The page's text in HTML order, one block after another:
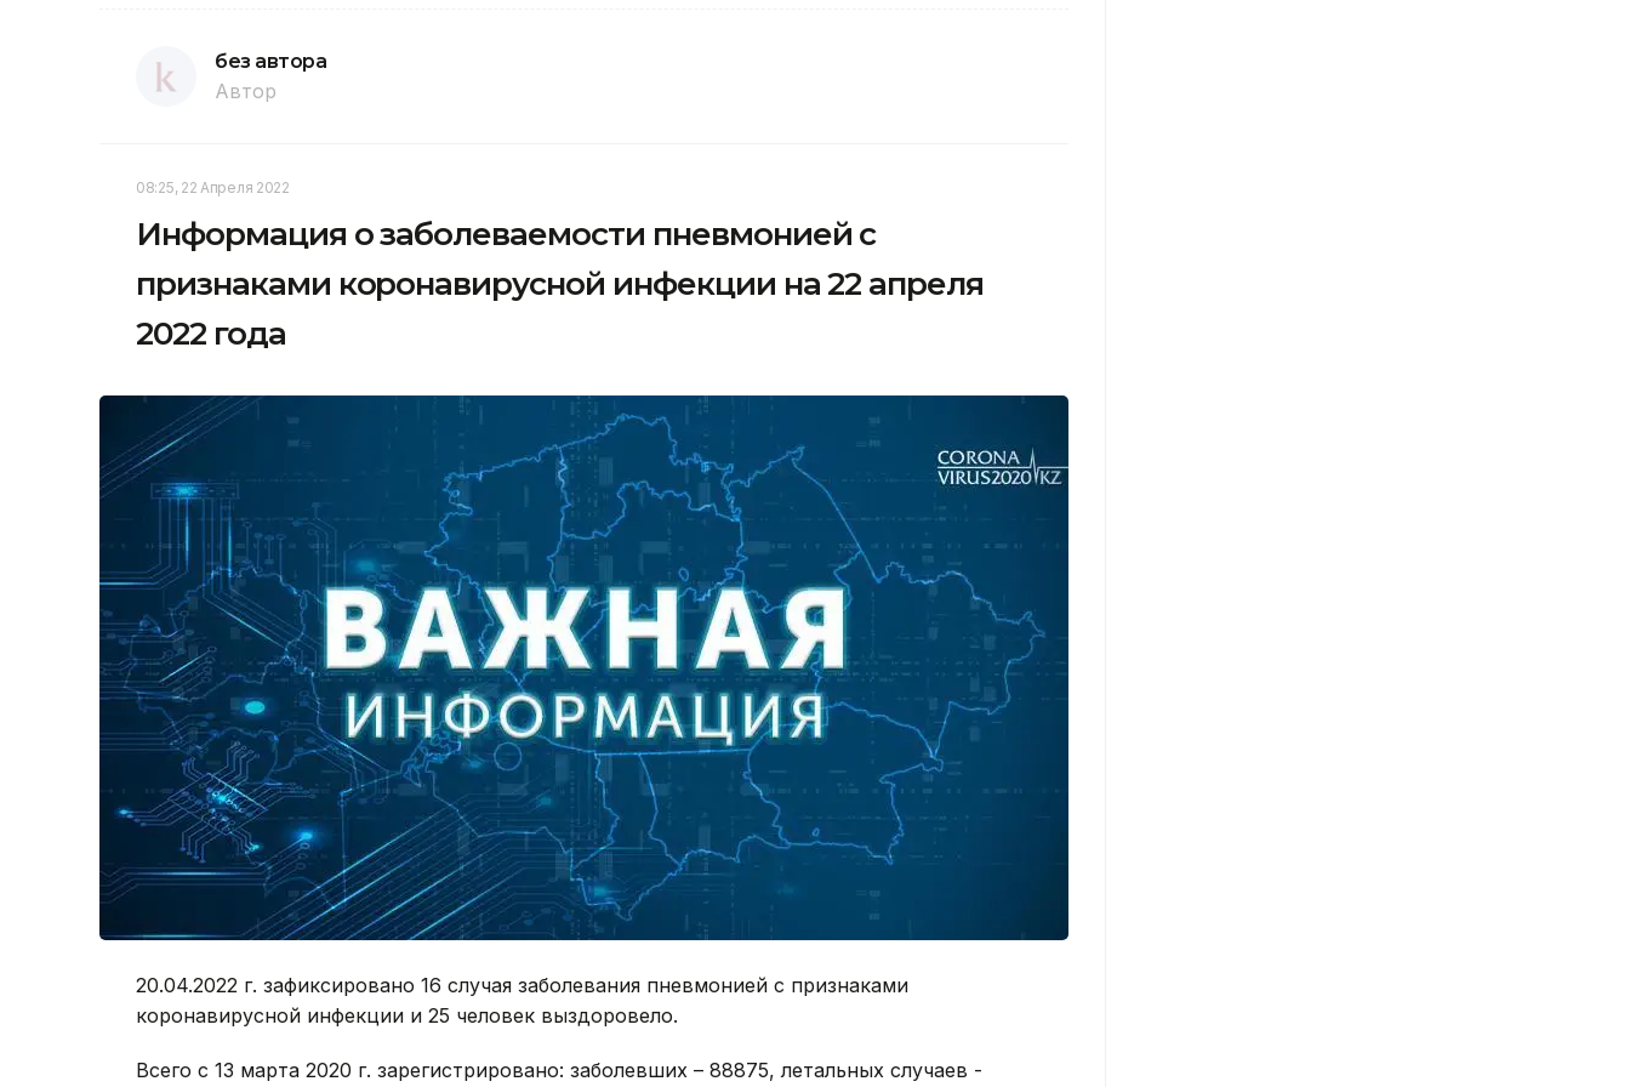
без автора
Автор
08:25, 22 Апреля 2022
Информация о заболеваемости пневмонией с
признаками коронавирусной инфекции на 22 апреля
2022 года
20.04.2022 г. зафиксировано 16 случая заболевания пневмонией с признаками
коронавирусной инфекции и 25 человек выздоровело.
Всего с 13 марта 2020 г. зарегистрировано: заболевших – 88875, летальных случаев -